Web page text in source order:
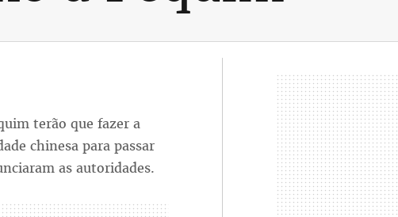
terão que fazer a
chinesa para passar
as autoridades.